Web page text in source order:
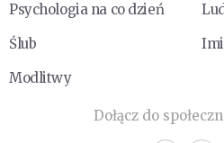
Psychologia na co dzień
Ślub
Modlitwy
Dołącz do